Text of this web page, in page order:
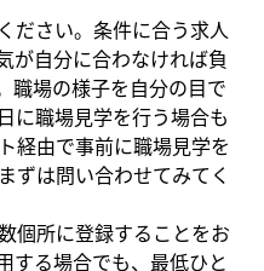
ださい。条件に合う求人
が自分に合わなければ負
職場の様子を自分の目で
に職場見学を行う場合も
経由で事前に職場見学を
ずは問い合わせてみてく
個所に登録することをお
する場合でも、最低ひと